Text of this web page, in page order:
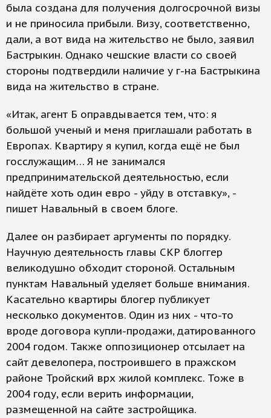
была создана для получения долгосрочной визы
и не приносила прибыли. Визу, соответственно,
дали, а вот вида на жительство не было, заявил
Бастрыкин. Однако чешские власти со своей
стороны подтвердили наличие у г-на Бастрыкина
вида на жительство в стране.
«Итак, агент Б оправдывается тем, что: я
большой ученый и меня приглашали работать в
Европах. Квартиру я купил, когда ещё не был
госслужащим… Я не занимался
предпринимательской деятельностью, если
найдёте хоть один евро - уйду в отставку», -
пишет Навальный в своем блоге.
Далее он разбирает аргументы по порядку.
Научную деятельность главы СКР блоггер
великодушно обходит стороной. Остальным
пунктам Навальный уделяет больше внимания.
Касательно квартиры блогер публикует
несколько документов. Один из них - что-то
вроде договора купли-продажи, датированного
2004 годом. Также оппозиционер отсылает на
сайт девелопера, построившего в пражском
районе Тройский врх жилой комплекс. Тоже в
2004 году, если верить информации,
размещенной на сайте застройщика.